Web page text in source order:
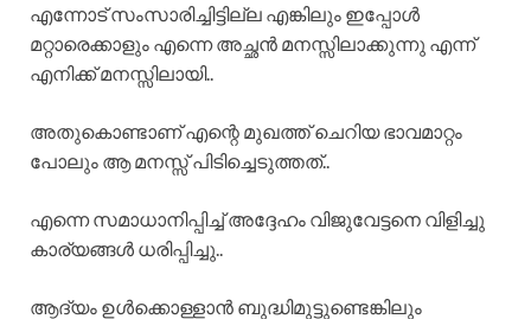
എന്നോട് സംസാരിച്ചിട്ടില്ല എങ്കിലും ഇപ്പോൾ
മറ്റാരെക്കാളും എന്നെ അച്ഛൻ മനസ്സിലാക്കുന്നു എന്ന്
എനിക്ക് മനസ്സിലായി..
അതുകൊണ്ടാണ് എന്റെ മുഖത്ത് ചെറിയ ഭാവമാറ്റം
പോലും ആ മനസ്സ് പിടിച്ചെടുത്തത്..
എന്നെ സമാധാനിപ്പിച്ച് അദ്ദേഹം വിജുവേട്ടനെ വിളിച്ചു
കാര്യങ്ങൾ ധരിപ്പിച്ചു..
ആദ്യം ഉൾക്കൊള്ളാൻ ബുദ്ധിമുട്ടുണ്ടെങ്കിലും